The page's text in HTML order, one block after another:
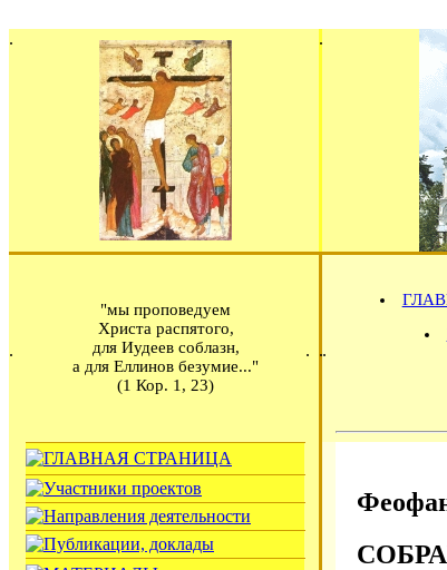
"мы проповедуем
Христа распятого,
для Иудеев соблазн,
а для Еллинов безумие..."
(1 Кор. 1, 23)